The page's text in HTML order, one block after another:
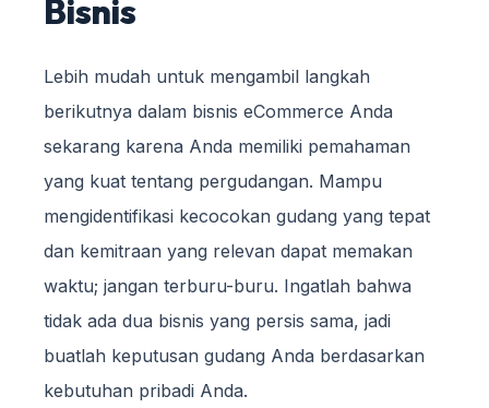
Bisnis
Lebih mudah untuk mengambil langkah
berikutnya dalam bisnis eCommerce Anda
sekarang karena Anda memiliki pemahaman
yang kuat tentang pergudangan. Mampu
mengidentifikasi kecocokan gudang yang tepat
dan kemitraan yang relevan dapat memakan
waktu; jangan terburu-buru. Ingatlah bahwa
tidak ada dua bisnis yang persis sama, jadi
buatlah keputusan gudang Anda berdasarkan
kebutuhan pribadi Anda.